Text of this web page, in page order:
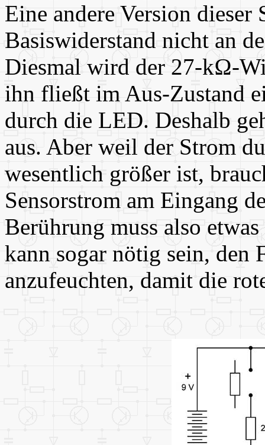
Eine andere Version dieser
Basiswiderstand nicht an
Diesmal wird der 27-kΩ-
ihn fließt im Aus-Zustand
durch die LED. Deshalb
aus. Aber weil der Strom
wesentlich größer ist,
Sensorstrom am Eingang
Berührung muss also
kann sogar nötig sein, den
anzufeuchten, damit die